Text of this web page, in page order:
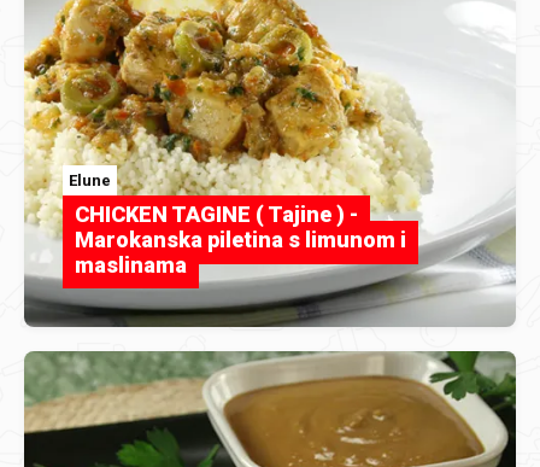
Elune
CHICKEN TAGINE ( Tajine ) -
Marokanska piletina s limunom i
maslinama